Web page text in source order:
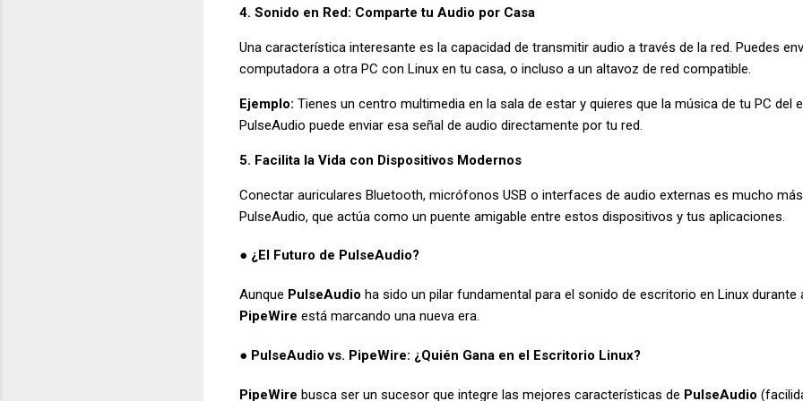
4. Sonido en Red: Comparte tu Audio por Casa
Una característica interesante es la capacidad de transmitir audio a través de la red. Puedes
computadora a otra PC con Linux en tu casa, o incluso a un altavoz de red compatible.
Ejemplo: Tienes un centro multimedia en la sala de estar y quieres que la música de tu PC del
PulseAudio puede enviar esa señal de audio directamente por tu red.
5. Facilita la Vida con Dispositivos Modernos
Conectar auriculares Bluetooth, micrófonos USB o interfaces de audio externas es mucho
PulseAudio, que actúa como un puente amigable entre estos dispositivos y tus aplicaciones.
● ¿El Futuro de PulseAudio?
Aunque PulseAudio ha sido un pilar fundamental para el sonido de escritorio en Linux durante
PipeWire está marcando una nueva era.
● PulseAudio vs. PipeWire: ¿Quién Gana en el Escritorio Linux?
PipeWire busca ser un sucesor que integre las mejores características de PulseAudio